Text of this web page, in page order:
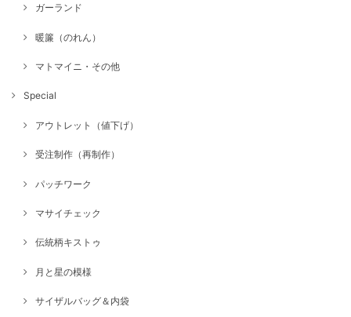
ガーランド
暖簾（のれん）
マトマイニ・その他
Special
アウトレット（値下げ）
受注制作（再制作）
パッチワーク
マサイチェック
伝統柄キストゥ
月と星の模様
サイザルバッグ＆内袋